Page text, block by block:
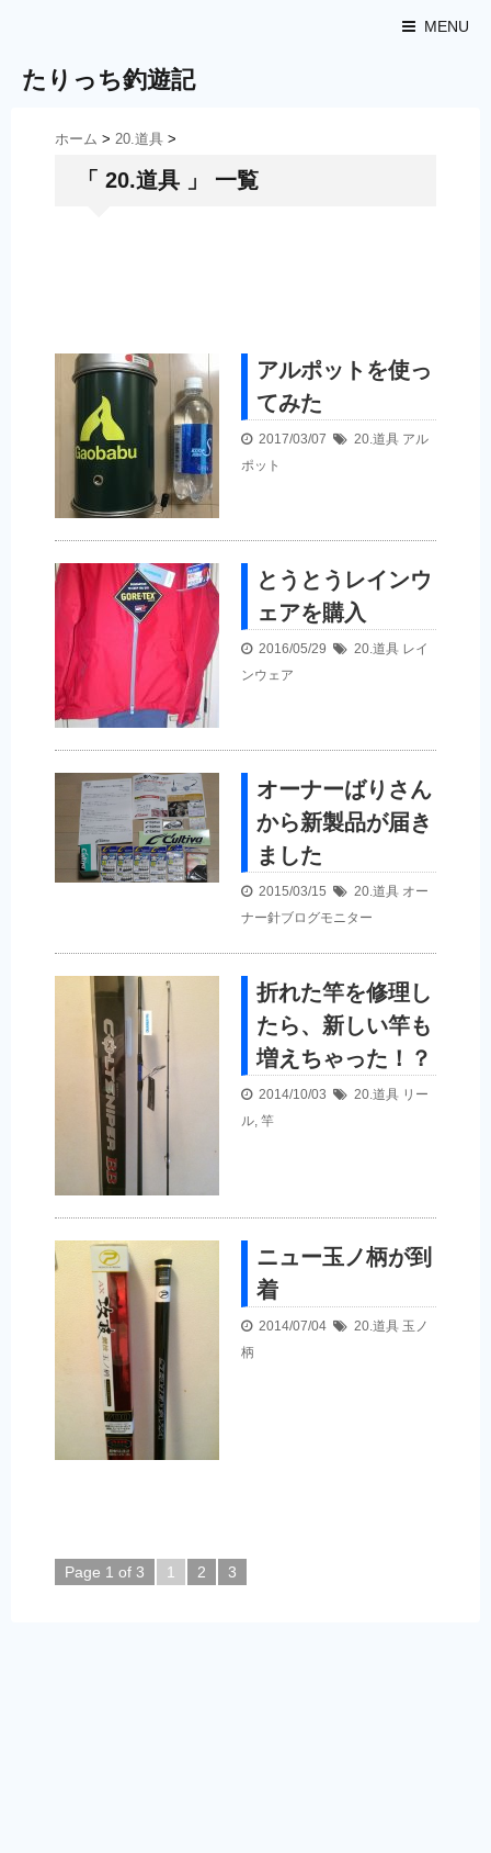
MENU
たりっち釣遊記
ホーム > 20.道具 >
「 20.道具 」 一覧
アルポットを使っ
てみた
2017/03/07 20.道具 アル
ポット
とうとうレインウ
ェアを購入
2016/05/29 20.道具 レイ
ンウェア
オーナーばりさん
から新製品が届き
ました
2015/03/15 20.道具 オー
ナー針ブログモニター
折れた竿を修理し
たら、新しい竿も
増えちゃった！？
2014/10/03 20.道具 リー
ル, 竿
ニュー玉ノ柄が到
着
2014/07/04 20.道具 玉ノ
柄
Page 1 of 3 1 2 3